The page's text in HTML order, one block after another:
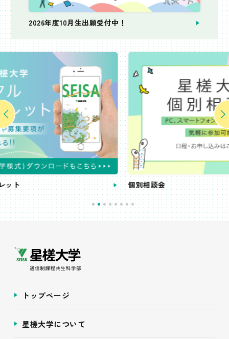
2026年度10月生出願受付中！
個別相談会
トップページ
星槎大学について